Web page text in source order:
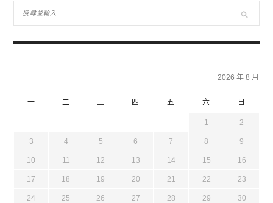
2026 年 8 月
一 二 三 四 五 六 日
1 2
3 4 5 6 7 8 9
10 11 12 13 14 15 16
17 18 19 20 21 22 23
24 25 26 27 28 29 30